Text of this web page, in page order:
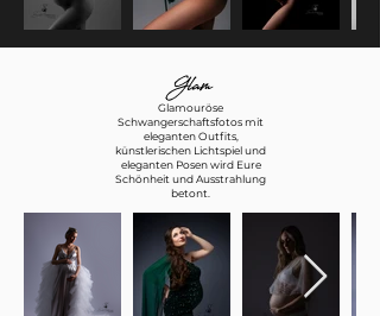
Glam
Glamouröse
Schwangerschaftsfotos mit
eleganten Outfits,
künstlerischen Lichtspiel und
eleganten Posen wird Eure
Schönheit und Ausstrahlung
betont.